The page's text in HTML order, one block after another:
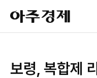
아
주
경
보령, 복합제